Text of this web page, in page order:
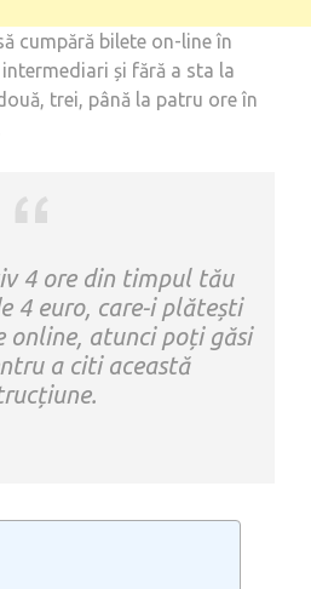
cumpără bilete on-line în
și fără a sta la
trei, până la patru ore în
4 ore din timpul tău
4 euro, care-i plătești
online, atunci poți găsi
a citi această